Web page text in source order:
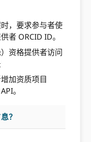
，要求参与者使
者 ORCID ID。
资格提供者访问
加资质项目
。
？